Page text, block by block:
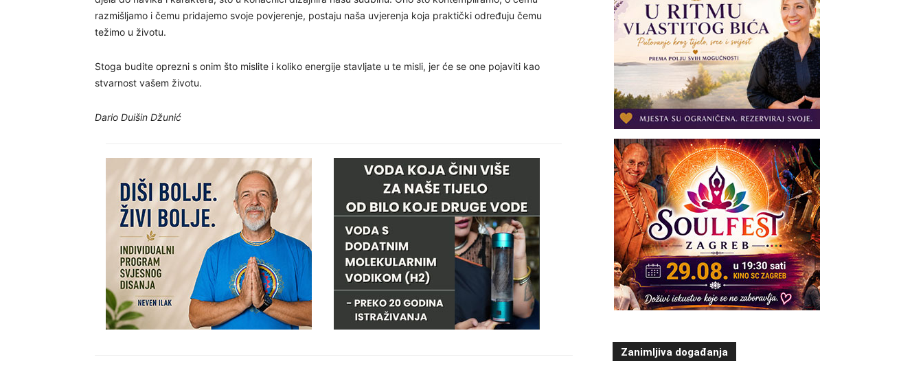
razmišljamo i čemu pridajemo svoje povjerenje, postaju naša uvjerenja koja praktički određuju čemu
težimo u životu.
Stoga budite oprezni s onim što mislite i koliko energije stavljate u te misli, jer će se one pojaviti kao
stvarnost vašem životu.
Dario Duišin Džunić
Zanimljiva događanja